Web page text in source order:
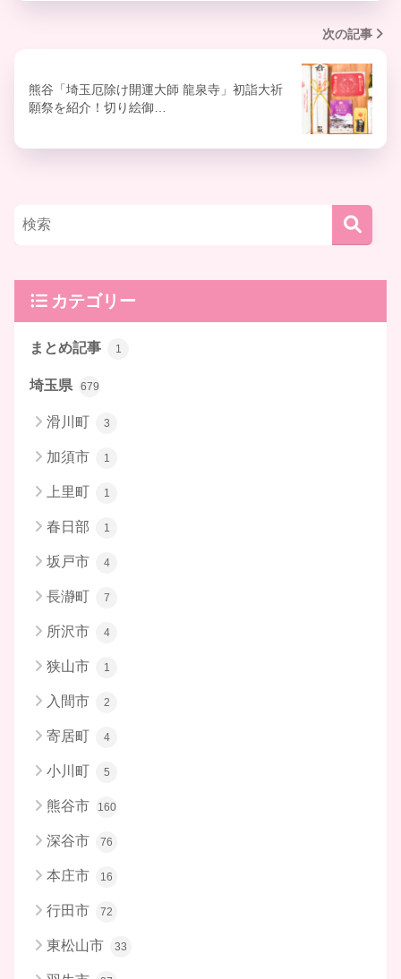
次の記事
熊谷「埼玉厄除け開運大師 龍泉寺」初詣大祈
願祭を紹介！切り絵御…
カテゴリー
まとめ記事 1
埼玉県 679
滑川町 3
加須市 1
上里町 1
春日部 1
坂戸市 4
長瀞町 7
所沢市 4
狭山市 1
入間市 2
寄居町 4
小川町 5
熊谷市 160
深谷市 76
本庄市 16
行田市 72
東松山市 33